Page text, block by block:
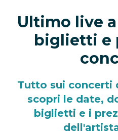
Ultimo live
biglietti e
Tutto sui concerti
scopri le date,
biglietti e i